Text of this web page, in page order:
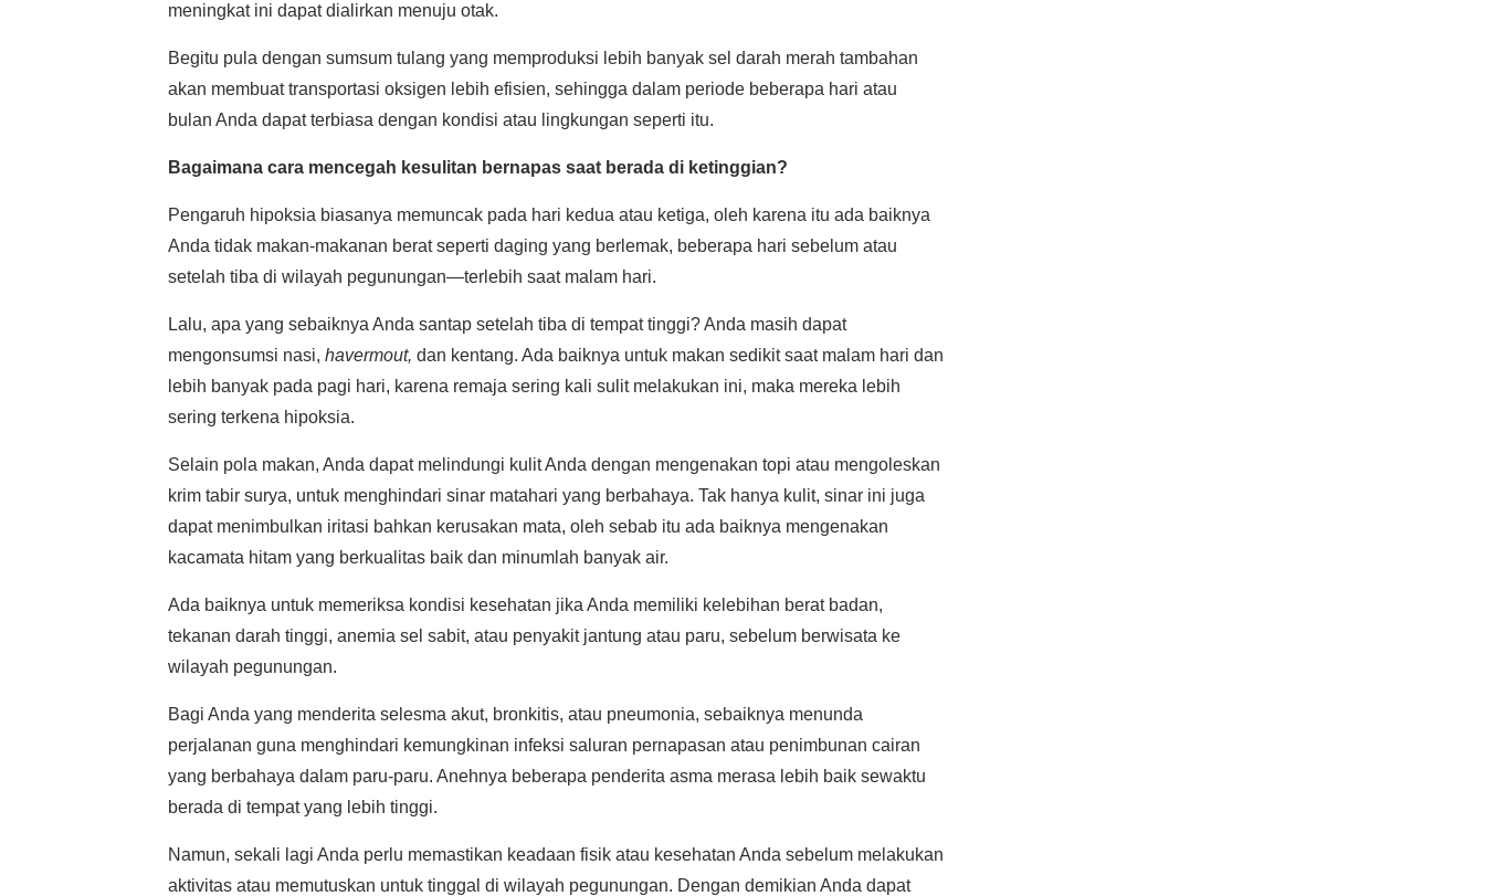
meningkat ini dapat dialirkan menuju otak.
Begitu pula dengan sumsum tulang yang memproduksi lebih banyak sel darah merah tambahan
akan membuat transportasi oksigen lebih efisien, sehingga dalam periode beberapa hari atau
bulan Anda dapat terbiasa dengan kondisi atau lingkungan seperti itu.
Bagaimana cara mencegah kesulitan bernapas saat berada di ketinggian?
Pengaruh hipoksia biasanya memuncak pada hari kedua atau ketiga, oleh karena itu ada baiknya
Anda tidak makan-makanan berat seperti daging yang berlemak, beberapa hari sebelum atau
setelah tiba di wilayah pegunungan—terlebih saat malam hari.
Lalu, apa yang sebaiknya Anda santap setelah tiba di tempat tinggi? Anda masih dapat
mengonsumsi nasi, havermout, dan kentang. Ada baiknya untuk makan sedikit saat malam hari dan
lebih banyak pada pagi hari, karena remaja sering kali sulit melakukan ini, maka mereka lebih
sering terkena hipoksia.
Selain pola makan, Anda dapat melindungi kulit Anda dengan mengenakan topi atau mengoleskan
krim tabir surya, untuk menghindari sinar matahari yang berbahaya. Tak hanya kulit, sinar ini juga
dapat menimbulkan iritasi bahkan kerusakan mata, oleh sebab itu ada baiknya mengenakan
kacamata hitam yang berkualitas baik dan minumlah banyak air.
Ada baiknya untuk memeriksa kondisi kesehatan jika Anda memiliki kelebihan berat badan,
tekanan darah tinggi, anemia sel sabit, atau penyakit jantung atau paru, sebelum berwisata ke
wilayah pegunungan.
Bagi Anda yang menderita selesma akut, bronkitis, atau pneumonia, sebaiknya menunda
perjalanan guna menghindari kemungkinan infeksi saluran pernapasan atau penimbunan cairan
yang berbahaya dalam paru-paru. Anehnya beberapa penderita asma merasa lebih baik sewaktu
berada di tempat yang lebih tinggi.
Namun, sekali lagi Anda perlu memastikan keadaan fisik atau kesehatan Anda sebelum melakukan
aktivitas atau memutuskan untuk tinggal di wilayah pegunungan. Dengan demikian Anda dapat